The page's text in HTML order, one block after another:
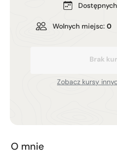
Wolnych miejsc: 0
Brak
Zobacz kursy
O mnie
Kurs turystyki wysokogórskiej
Nie wiesz który wybrać?